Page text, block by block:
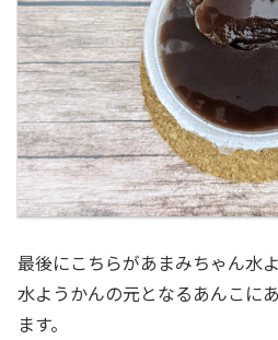
最後にこちらがあまみちゃん水よ
水ようかんの元となるあんこに
ます。